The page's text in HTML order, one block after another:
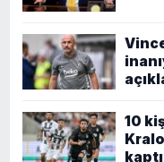
10
kaptı